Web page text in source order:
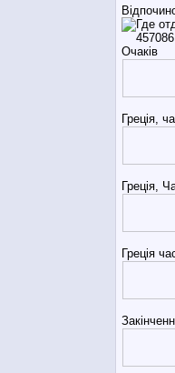
Очаків
Греція,
Греція,
Греція